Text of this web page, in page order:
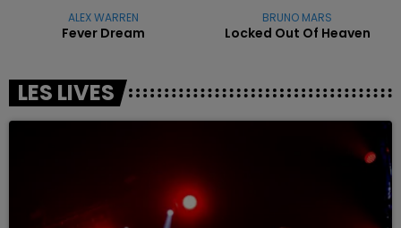
ALEX WARREN
Fever Dream
BRUNO MARS
Locked Out Of Heaven
LES LIVES